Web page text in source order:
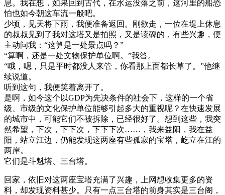
息。我在想，如果回到古代，在水运没落之前，这河里的船恐
怕也如今朝这车流一般吧。
少顷，见天将下雨，我便准备返回。刚欲走，一位在堤上休息
的叔叔见到了我对这塔又是拍照，又是读碑的，有些兴趣，便
主动问我：“这算是一处景点吗？”
“算啊，还是一处文物保护单位啊。”我答。
“哦，嗯，只是平时都没人来管，你看那上面都长草了。”他继
续说道。
听到这句，我便笑着离开了。
是啊，如今这个以GDP为先决条件的社会下，这样的一个省
级、市级的文化保护单位能够引起多大的重视呢？在快速发展
的城市中，可能它们不被拆除，已经很好了。想到这些，我突
然希望，下次，下下次，下下下次……，我来益阳，我在益
阳，站立江边，仍能发现这两座有些孤寂的宝塔，屹立在江的
两岸。
它们是斗魁塔、三台塔。
回家，依旧对这两座宝塔充满了兴趣，上网想收集更多的资
料，却发现资料甚少。只有一点三台塔的前身其实是三台阁，